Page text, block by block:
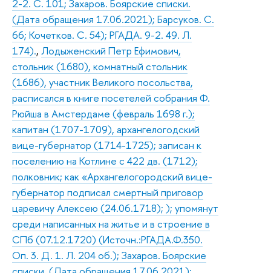
2-2. С. 101; Захаров. Боярские списки.
(Дата обращения 17.06.2021); Барсуков. С.
66; Кочетков. С. 54); РГАДА. 9-2. 49. Л.
174)., Лодыженский Петр Ефимович,
стольник (1680), комнатный стольник
(1686), участник Великого посольства,
расписался в книге посетелей собрания Ф.
Рюйша в Амстердаме (февраль 1698 г.);
капитан (1707-1709), архангелогодский
вице-губернатор (1714-1725); записан к
поселению на Котлине с 422 дв. (1712);
полковник; как «Архангелогородский вице-
губернатор подписал смертный приговор
царевичу Алексею (24.06.1718); ); упомянут
среди написанных на житье и в строение в
СПб (07.12.1720) (Источн.:РГАДА.Ф.350.
Оп. 3. Д. 1. Л. 204 об.); Захаров. Боярские